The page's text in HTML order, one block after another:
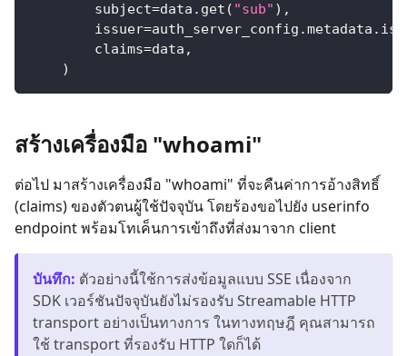
        subject
=data . get ( "sub" ) ,
        issuer
=auth_server_config .metadata .
        claims
=data ,
)
สร้างเครื่องมือ "whoami"
ต่อไป มาสร้างเครื่องมือ "whoami" ที่จะคืนค่าการอ้างสิทธิ์
(claims) ของตัวตนผู้ใช้ปัจจุบัน โดยร้องขอไปยัง userinfo
endpoint พร้อมโทเค็นการเข้าถึงที่ส่งมาจาก client
บันทึก: ตัวอย่างนี้ใช้การส่งข้อมูลแบบ SSE เนื่องจาก
SDK เวอร์ชันปัจจุบันยังไม่รองรับ Streamable HTTP
transport อย่างเป็นทางการ ในทางทฤษฎี คุณสามารถ
ใช้ transport ที่รองรับ HTTP ใดก็ได้